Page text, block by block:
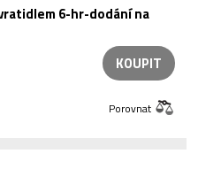
6-hr-dodání na
KOUPIT
Porovnat